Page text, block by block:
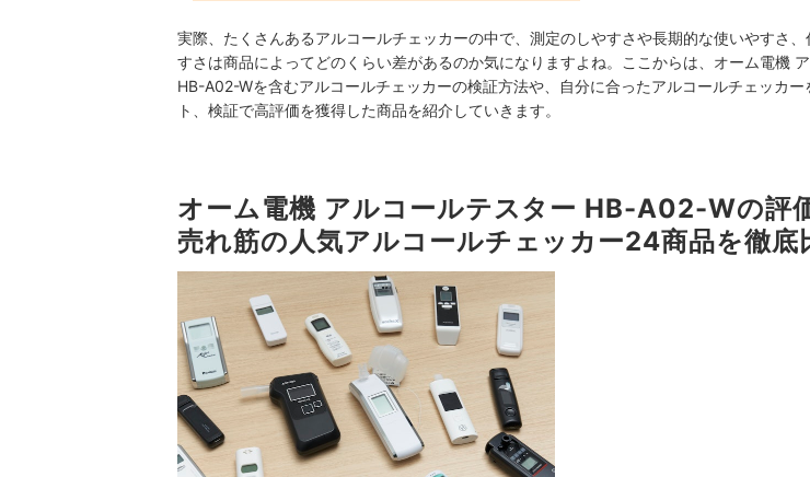
実際、たくさんあるアルコールチェッカーの中で、測定のしやすさや長期的な使いやすさ
すさは商品によってどのくらい差があるのか気になりますよね。ここからは、オーム電機
HB-A02-Wを含むアルコールチェッカーの検証方法や、自分に合ったアルコールチェッカー
ト、検証で高評価を獲得した商品を紹介していきます。
オーム電機 アルコールテスター HB-A02-Wの評
売れ筋の人気アルコールチェッカー24商品を徹底